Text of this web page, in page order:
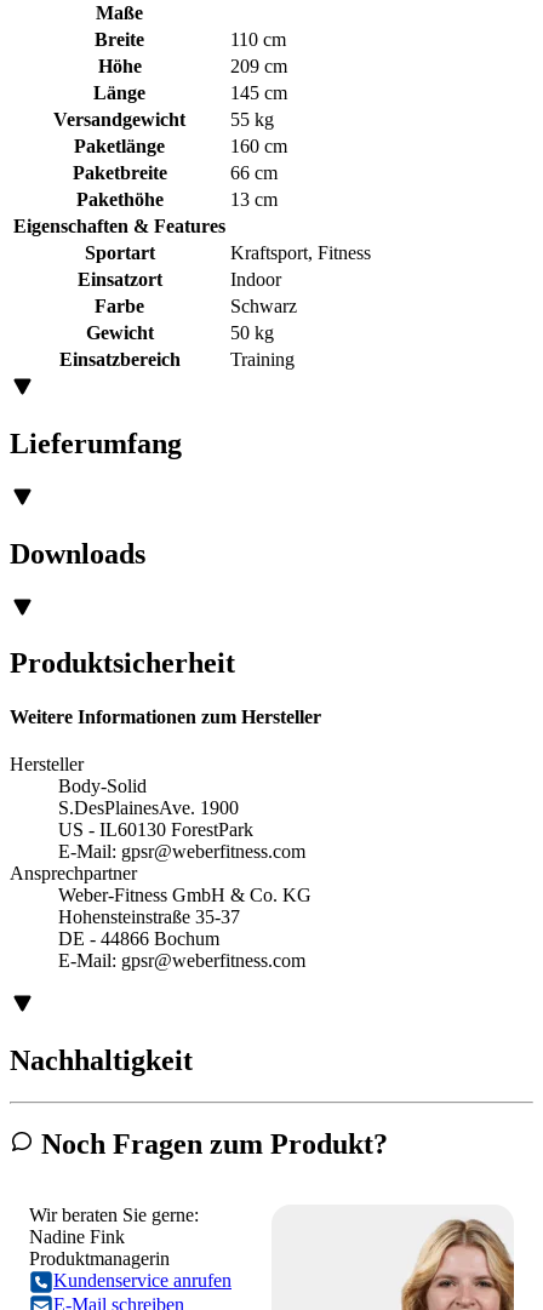
Maße
Breite
110 cm
Höhe
209 cm
Länge
145 cm
Versandgewicht
55 kg
Paketlänge
160 cm
Paketbreite
66 cm
Pakethöhe
13 cm
Eigenschaften & Features
Sportart
Kraftsport, Fitness
Einsatzort
Indoor
Farbe
Schwarz
Gewicht
50 kg
Einsatzbereich
Training
Lieferumfang
Downloads
Produktsicherheit
Weitere Informationen zum Hersteller
Hersteller
Body-Solid
S.DesPlainesAve. 1900
US - IL60130 ForestPark
E-Mail: gpsr@weberfitness.com
Ansprechpartner
Weber-Fitness GmbH & Co. KG
Hohensteinstraße 35-37
DE - 44866 Bochum
E-Mail: gpsr@weberfitness.com
Nachhaltigkeit
Noch Fragen zum Produkt?
Wir beraten Sie gerne:
Nadine Fink
Produktmanagerin
Kundenservice anrufen
E-Mail schreiben